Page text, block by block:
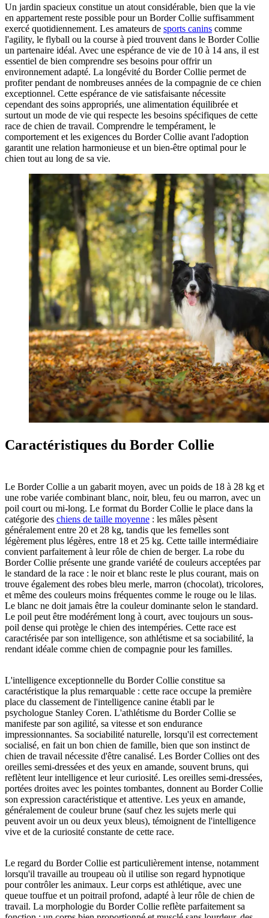
Un jardin spacieux constitue un atout considérable, bien que la vie
en appartement reste possible pour un Border Collie suffisamment
exercé quotidiennement. Les amateurs de sports canins comme
l'agility, le flyball ou la course à pied trouvent dans le Border Collie
un partenaire idéal. Avec une espérance de vie de 10 à 14 ans, il est
essentiel de bien comprendre ses besoins pour offrir un
environnement adapté. La longévité du Border Collie permet de
profiter pendant de nombreuses années de la compagnie de ce chien
exceptionnel. Cette espérance de vie satisfaisante nécessite
cependant des soins appropriés, une alimentation équilibrée et
surtout un mode de vie qui respecte les besoins spécifiques de cette
race de chien de travail. Comprendre le tempérament, le
comportement et les exigences du Border Collie avant l'adoption
garantit une relation harmonieuse et un bien-être optimal pour le
chien tout au long de sa vie.
Caractéristiques du Border Collie
Le Border Collie a un gabarit moyen, avec un poids de 18 à 28 kg et
une robe variée combinant blanc, noir, bleu, feu ou marron, avec un
poil court ou mi-long. Le format du Border Collie le place dans la
catégorie des chiens de taille moyenne : les mâles pèsent
généralement entre 20 et 28 kg, tandis que les femelles sont
légèrement plus légères, entre 18 et 25 kg. Cette taille intermédiaire
convient parfaitement à leur rôle de chien de berger. La robe du
Border Collie présente une grande variété de couleurs acceptées par
le standard de la race : le noir et blanc reste le plus courant, mais on
trouve également des robes bleu merle, marron (chocolat), tricolores,
et même des couleurs moins fréquentes comme le rouge ou le lilas.
Le blanc ne doit jamais être la couleur dominante selon le standard.
Le poil peut être modérément long à court, avec toujours un sous-
poil dense qui protège le chien des intempéries. Cette race est
caractérisée par son intelligence, son athlétisme et sa sociabilité, la
rendant idéale comme chien de compagnie pour les familles.
L'intelligence exceptionnelle du Border Collie constitue sa
caractéristique la plus remarquable : cette race occupe la première
place du classement de l'intelligence canine établi par le
psychologue Stanley Coren. L'athlétisme du Border Collie se
manifeste par son agilité, sa vitesse et son endurance
impressionnantes. Sa sociabilité naturelle, lorsqu'il est correctement
socialisé, en fait un bon chien de famille, bien que son instinct de
chien de travail nécessite d'être canalisé. Les Border Collies ont des
oreilles semi-dressées et des yeux en amande, souvent bruns, qui
reflètent leur intelligence et leur curiosité. Les oreilles semi-dressées,
portées droites avec les pointes tombantes, donnent au Border Collie
son expression caractéristique et attentive. Les yeux en amande,
généralement de couleur brune (sauf chez les sujets merle qui
peuvent avoir un ou deux yeux bleus), témoignent de l'intelligence
vive et de la curiosité constante de cette race.
Le regard du Border Collie est particulièrement intense, notamment
lorsqu'il travaille au troupeau où il utilise son regard hypnotique
pour contrôler les animaux. Leur corps est athlétique, avec une
queue touffue et un poitrail profond, adapté à leur rôle de chien de
travail. La morphologie du Border Collie reflète parfaitement sa